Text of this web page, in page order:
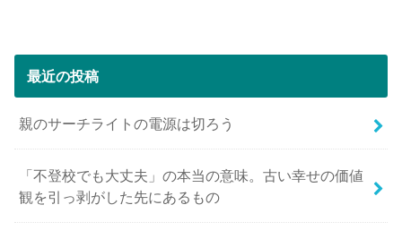
最近の投稿
親のサーチライトの電源は切ろう
「不登校でも大丈夫」の本当の意味。古い幸せの価値
観を引っ剥がした先にあるもの